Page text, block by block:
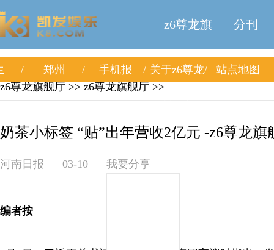
z6尊龙旗
舰厅
分刊
郑州 手机报 关于z6尊龙
站点地图
z6尊龙旗舰厅 >> z6尊龙旗舰厅 >>
奶茶小标签 “贴”出年营收2亿元 -z6尊龙旗
河南日报 03-10 我要分享
编者按